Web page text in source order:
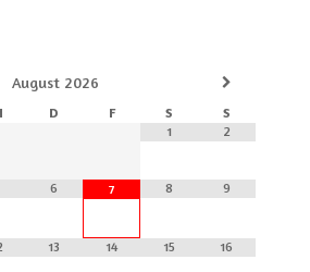
August 2026
D F S
S
1
2
6 7 8 9
13 14 15 16